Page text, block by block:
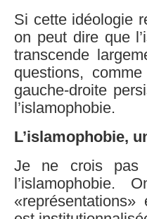
Si cette idéologie
on peut dire que
transcende
questions,
gauche-droite
l’islamophobie.
L’islamophobie,
Je ne crois pas
«représentations»